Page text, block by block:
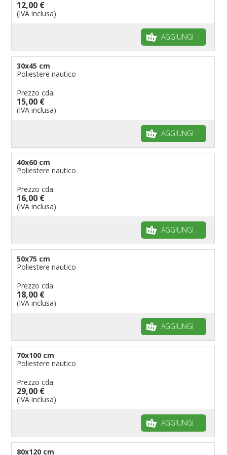
Bandiere per musicisti
pennoni per bandiere
12,00 €
(IVA inclusa)
AGGIUNGI
30x45 cm
Poliestere nautico
Prezzo cda:
15,00 €
(IVA inclusa)
AGGIUNGI
40x60 cm
Poliestere nautico
Prezzo cda:
16,00 €
(IVA inclusa)
AGGIUNGI
50x75 cm
Poliestere nautico
Prezzo cda:
18,00 €
(IVA inclusa)
AGGIUNGI
70x100 cm
Poliestere nautico
Prezzo cda:
29,00 €
(IVA inclusa)
AGGIUNGI
80x120 cm